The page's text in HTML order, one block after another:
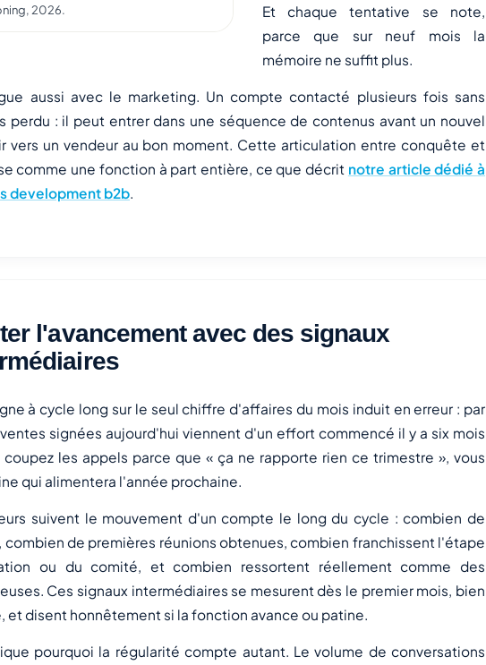
2026.
Et chaque tentative se note,
parce que sur neuf mois la
mémoire ne suffit plus.
aussi avec le marketing. Un compte contacté plusieurs fois sans
perdu : il peut entrer dans une séquence de contenus avant un nouvel
vers un vendeur au bon moment. Cette articulation entre conquête et
comme une fonction à part entière, ce que décrit notre article dédié à
development b2b.
l'avancement avec des signaux
à cycle long sur le seul chiffre d'affaires du mois induit en erreur : par
signées aujourd'hui viennent d'un effort commencé il y a six mois
coupez les appels parce que « ça ne rapporte rien ce trimestre », vous
qui alimentera l'année prochaine.
suivent le mouvement d'un compte le long du cycle : combien de
de premières réunions obtenues, combien franchissent l'étape
ou du comité, et combien ressortent réellement comme des
Ces signaux intermédiaires se mesurent dès le premier mois, bien
et disent honnêtement si la fonction avance ou patine.
pourquoi la régularité compte autant. Le volume de conversations